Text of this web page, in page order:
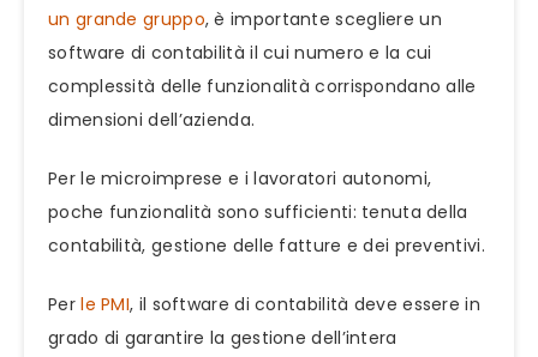
un grande gruppo, è importante scegliere un
software di contabilità il cui numero e la cui
complessità delle funzionalità corrispondano alle
dimensioni dell’azienda.
Per le microimprese e i lavoratori autonomi,
poche funzionalità sono sufficienti: tenuta della
contabilità, gestione delle fatture e dei preventivi.
Perle PMI, il software di contabilità deve essere in
grado di garantire la gestione dell’intera